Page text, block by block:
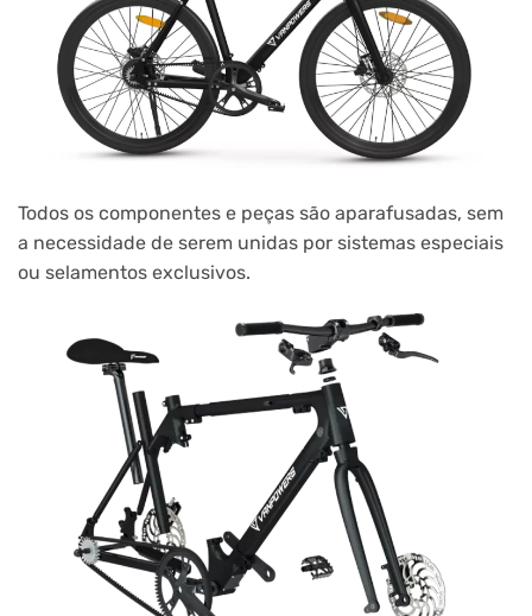
Todos os componentes e peças são aparafusadas, sem
a necessidade de serem unidas por sistemas especiais
ou selamentos exclusivos.